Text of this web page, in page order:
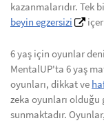
kazanmalarıdır. Tek
beyin egzersizi
6 yaş için oyunlar
MentalUP'ta 6 yaş
oyunları, dikkat ve
zeka oyunları olduğu
sunmaktadır.